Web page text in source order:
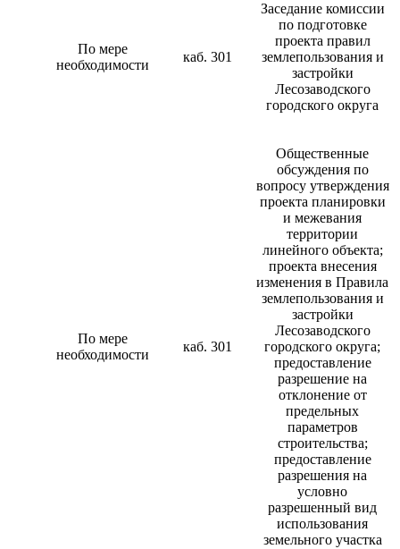
По мере
необходимости
каб. 301
Заседание комиссии
по подготовке
проекта правил
землепользования и
застройки
Лесозаводского
городского округа
По мере
необходимости
каб. 301
Общественные
обсуждения по
вопросу утверждения
проекта планировки
и межевания
территории
линейного объекта;
проекта внесения
изменения в Правила
землепользования и
застройки
Лесозаводского
городского округа;
предоставление
разрешение на
отклонение от
предельных
параметров
строительства;
предоставление
разрешения на
условно
разрешенный вид
использования
земельного участка